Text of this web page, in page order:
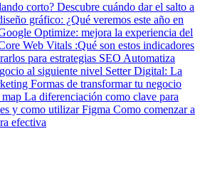
corto? Descubre cuándo dar el salto a
gráfico: ¿Qué veremos este año en
Optimize: mejora la experiencia del
Web Vitals :Qué son estos indicadores
para estrategias SEO Automatiza
al siguiente nivel Setter Digital: La
Formas de transformar tu negocio
La diferenciación como clave para
y como utilizar Figma Como comenzar a
efectiva